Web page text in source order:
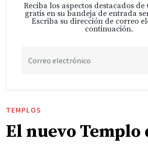
Reciba los aspectos destacados de
gratis en su bandeja de entrada
Escriba su dirección de correo
continuación.
Correo electrónico
TEMPLOS
El nuevo Templo